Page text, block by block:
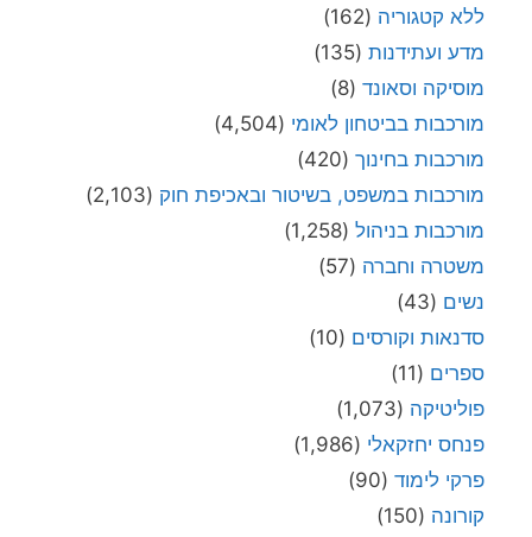
ללא קטגוריה (162)
מדע ועתידנות (135)
מוסיקה וסאונד (8)
מורכבות בביטחון לאומי (4,504)
מורכבות בחינוך (420)
מורכבות במשפט, בשיטור ובאכיפת חוק (2,103)
מורכבות בניהול (1,258)
משטרה וחברה (57)
נשים (43)
סדנאות וקורסים (10)
ספרים (11)
פוליטיקה (1,073)
פנחס יחזקאלי (1,986)
פרקי לימוד (90)
קורונה (150)